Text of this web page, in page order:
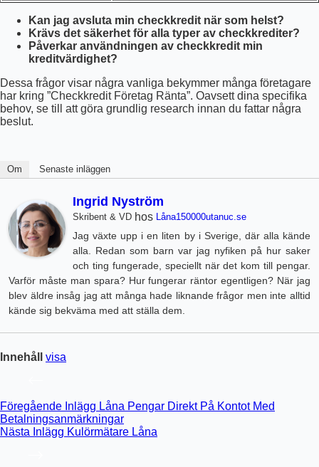
Kan jag avsluta min checkkredit när som helst?
Krävs det säkerhet för alla typer av checkkrediter?
Påverkar användningen av checkkredit min
kreditvärdighet?
Dessa frågor visar några vanliga bekymmer många företagare
har kring ”Checkkredit Företag Ränta”. Oavsett dina specifika
behov, se till att göra grundlig research innan du fattar några
beslut.
Om Senaste inläggen
Ingrid Nyström
Skribent & VD hos Låna150000utanuc.se
Jag växte upp i en liten by i Sverige, där alla kände
alla. Redan som barn var jag nyfiken på hur saker
och ting fungerade, speciellt när det kom till pengar.
Varför måste man spara? Hur fungerar räntor egentligen? När jag
blev äldre insåg jag att många hade liknande frågor men inte alltid
kände sig bekväma med att ställa dem.
Innehåll visa
Föregående Inlägg Låna Pengar Direkt På Kontot Med
Betalningsanmärkningar
Nästa Inlägg Kulörmätare Låna